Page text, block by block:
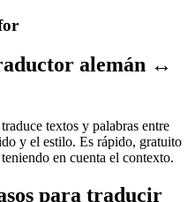
alemán ↔
textos y palabras entre
y el estilo. Es rápido, gratuito
en cuenta el contexto.
para traducir